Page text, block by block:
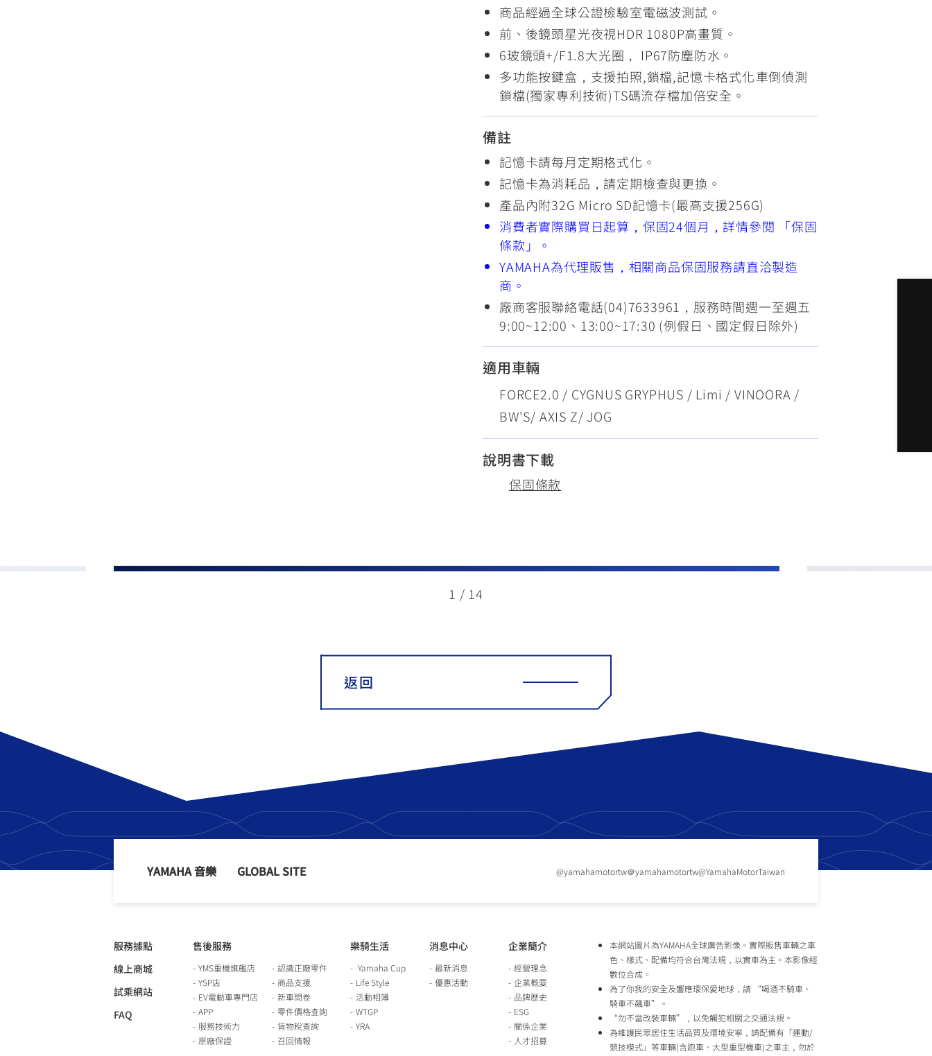
商品經過全球公證檢驗室電磁波測試。
前、後鏡頭星光夜視HDR 1080P高畫質。
6玻鏡頭+/F1.8大光圈， IP67防塵防水。
多功能按鍵盒，支援拍照,鎖檔,記憶卡格式化 車倒偵測
鎖檔(獨家專利技術)TS碼流存檔加倍安全。
備註
記憶卡請每月定期格式化。
記憶卡為消耗品，請定期檢查與更換。
產品內附32G Micro SD記憶卡(最高支援256G)
消費者實際購買日起算，保固24個月，詳情參閱 「保固
條款」。
YAMAHA為代理販售，相關商品保固服務請直洽製造
商。
廠商客服聯絡電話(04)7633961，服務時間週一至週五
9:00~12:00、13:00~17:30 (例假日、國定假日除外)
適用車輛
FORCE2.0 / CYGNUS GRYPHUS / Limi / VINOORA /
BW'S/ AXIS Z/ JOG
說明書下載
保固條款
1 / 14
返回
YAMAHA 音樂 GLOBAL SITE @yamahamotortw＠yamahamotortw@YamahaMotorTaiwan
服務據點
線上商城
試乘網站
FAQ
售後服務
YMS重機旗艦店
YSP店
EV電動車專門店
APP
服務技術力
原廠保證
認識正廠零件
商品支援
新車問卷
零件價格查詢
貨物稅查詢
召回情報
樂騎生活
Yamaha Cup
Life Style
活動相簿
WTGP
YRA
消息中心
最新消息
優惠活動
企業簡介
經營理念
企業概要
品牌歷史
ESG
關係企業
人才招募
本網站圖片為YAMAHA全球廣告影像。實際販售車輛之車
色、樣式、配備均符合台灣法規，以實車為主。本影像經
數位合成。
為了你我的安全及響應環保愛地球，請 “喝酒不騎車、
騎車不飆車”。
“勿不當改裝車輛”，以免觸犯相關之交通法規。
為維護民眾居住生活品質及環境安寧，請配備有「運動/
競技模式」等車輛(含跑車、大型重型機車)之車主，勿於